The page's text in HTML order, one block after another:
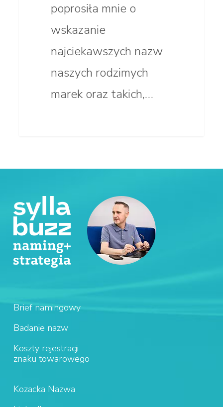
poprosiła mnie o
wskazanie
najciekawszych nazw
naszych rodzimych
marek oraz takich,…
Brief namingowy
Badanie nazw
Koszty rejestracji
znaku towarowego
Kozacka Nazwa